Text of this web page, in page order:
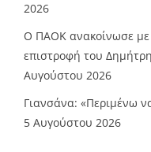
2026
Ο ΠΑΟΚ ανακοίνωσε με
επιστροφή του
Αυγούστου 2026
Γιανσάνα: «Περιμένω
5 Αυγούστου 2026